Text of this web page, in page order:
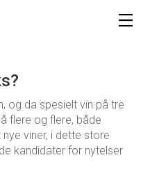
og da spesielt vin på tre
flere og flere, både
viner, i dette store
kandidater for nytelser